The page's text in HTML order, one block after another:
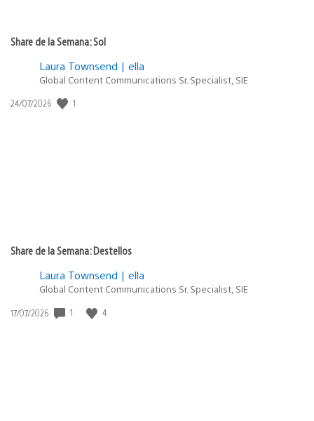
Share de la Semana: Sol
Laura Townsend | ella
Global Content Communications Sr. Specialist, SIE
Fecha
24/07/2026 1
Share de la Semana: Destellos
Laura Townsend | ella
Global Content Communications Sr. Specialist, SIE
Fecha
17/07/2026 1 4